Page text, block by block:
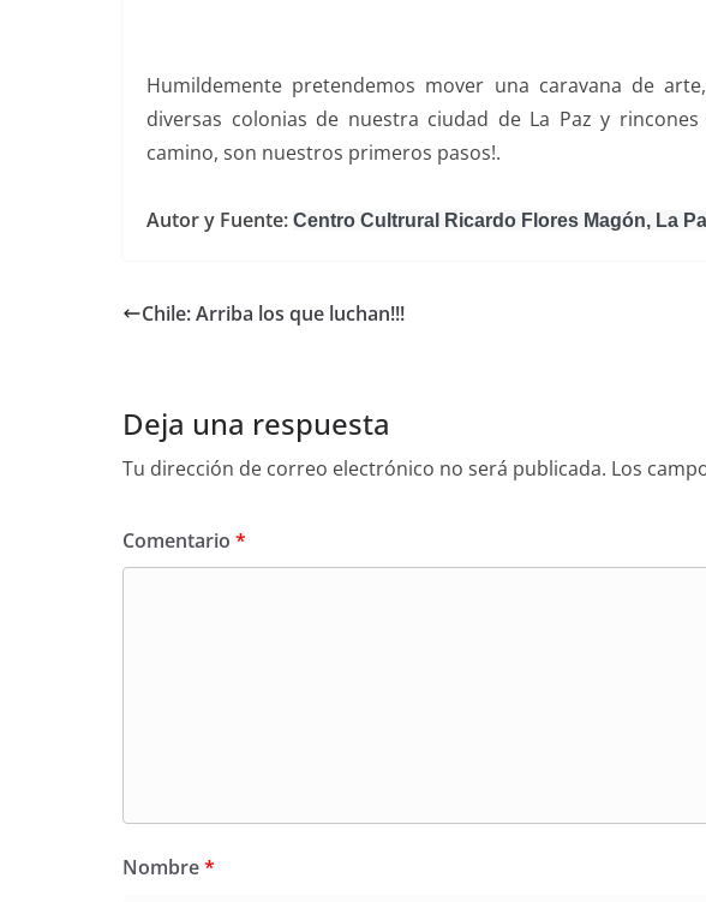
Humildemente pretendemos mover una caravana de
diversas colonias de nuestra ciudad de La Paz y
camino, son nuestros primeros pasos!.
Autor y Fuente: Centro Cultrural Ricardo Flores Magón, La
Chile: Arriba los que luchan!!!
Deja una respuesta
Tu dirección de correo electrónico no será publicada. Los
Comentario *
Nombre*